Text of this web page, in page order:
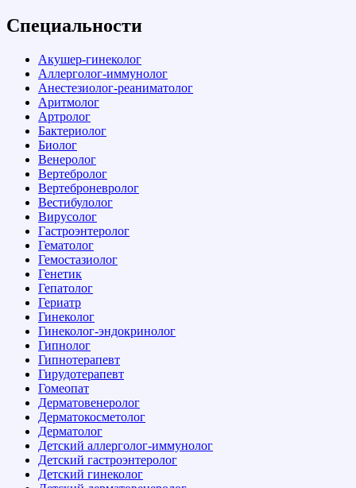
Специальности
Акушер-гинеколог
Аллерголог-иммунолог
Анестезиолог-реаниматолог
Аритмолог
Артролог
Бактериолог
Биолог
Венеролог
Вертебролог
Вертеброневролог
Вестибулолог
Вирусолог
Гастроэнтеролог
Гематолог
Гемостазиолог
Генетик
Гепатолог
Гериатр
Гинеколог
Гинеколог-эндокринолог
Гипнолог
Гипнотерапевт
Гирудотерапевт
Гомеопат
Дерматовенеролог
Дерматокосметолог
Дерматолог
Детский аллерголог-иммунолог
Детский гастроэнтеролог
Детский гинеколог